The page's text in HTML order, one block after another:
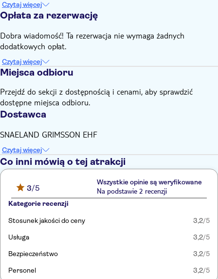
Czytaj więcej
Opłata za rezerwację
Dobra wiadomość! Ta rezerwacja nie wymaga żadnych
dodatkowych opłat.
Czytaj więcej
Miejsca odbioru
Przejdź do sekcji z dostępnością i cenami, aby sprawdzić
dostępne miejsca odbioru.
Dostawca
SNAELAND GRIMSSON EHF
Czytaj więcej
Co inni mówią o tej atrakcji
3/5
Wszystkie opinie są weryfikowane
Na podstawie 2 recenzji
Kategorie recenzji
Stosunek jakości do ceny 3,2/5
Usługa 3,2/5
Bezpieczeństwo 3,2/5
Personel 3,2/5